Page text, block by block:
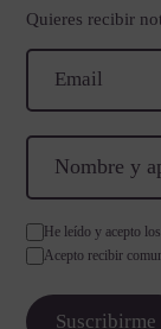
Quieres recibir
He leído y acepto los
Acepto recibir